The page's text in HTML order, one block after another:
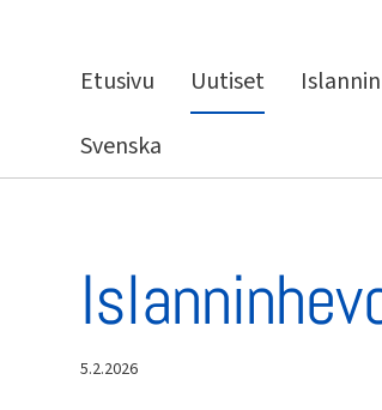
Etusivu Uutiset
Svenska
5.2.2026